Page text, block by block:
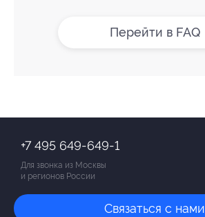
Перейти в FAQ
+7 495 649-649-1
Для звонка из Москвы
и регионов России
Связаться с нами